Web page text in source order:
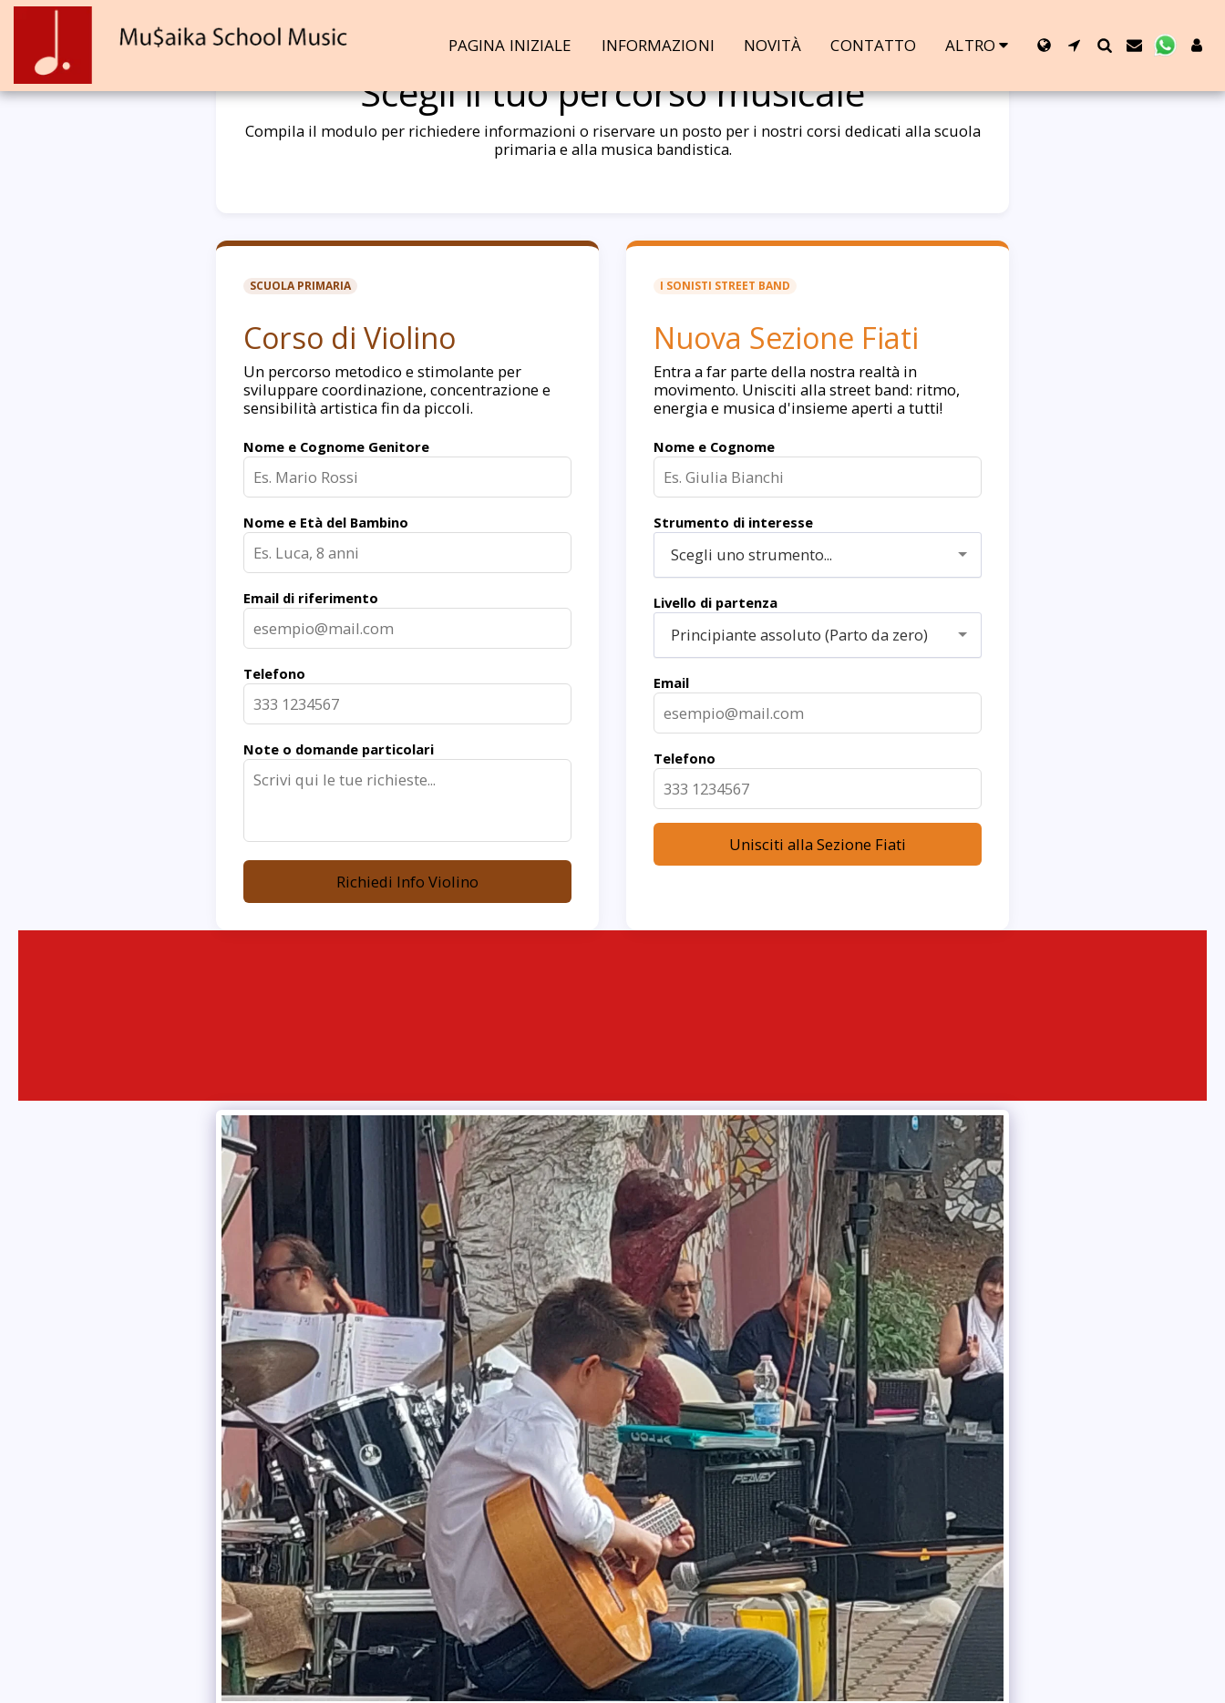
Scegli il tuo percorso musicale
Compila il modulo per richiedere informazioni o riservare un posto per i nostri corsi dedicati alla scuola
primaria e alla musica bandistica.
SCUOLA PRIMARIA
Corso di Violino
Un percorso metodico e stimolante per
sviluppare coordinazione, concentrazione e
sensibilità artistica fin da piccoli.
Nome e Cognome Genitore
Nome e Età del Bambino
Email di riferimento
Telefono
Note o domande particolari
Richiedi Info Violino
I SONISTI STREET BAND
Nuova Sezione Fiati
Entra a far parte della nostra realtà in
movimento. Unisciti alla street band: ritmo,
energia e musica d'insieme aperti a tutti!
Nome e Cognome
Strumento di interesse
Scegli uno strumento...
Livello di partenza
Principiante assoluto (Parto da zero)
Email
Telefono
Unisciti alla Sezione Fiati
PAGINA INIZIALE INFORMAZIONI NOVITÀ CONTATTO ALTRO